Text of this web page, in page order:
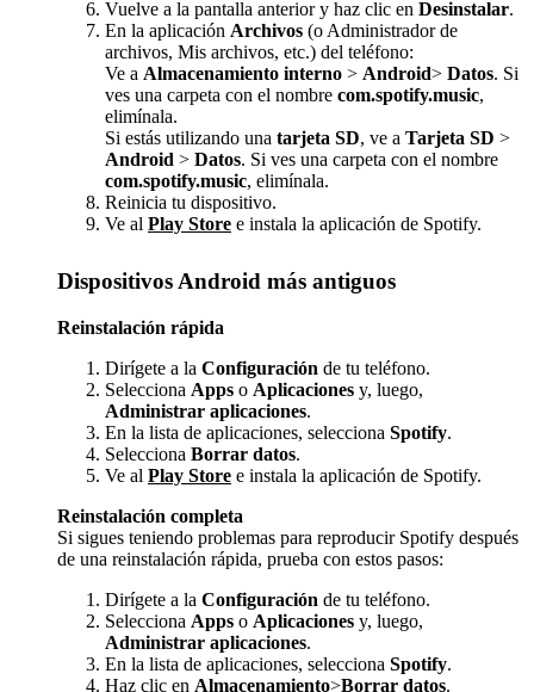
Vuelve a la pantalla anterior y haz clic en Desinstalar.
En la aplicación Archivos (o Administrador de
archivos, Mis archivos, etc.) del teléfono:
Ve a Almacenamiento interno > Android> Datos. Si
ves una carpeta con el nombre com.spotify.music,
elimínala.
Si estás utilizando una tarjeta SD, ve a Tarjeta SD >
Android > Datos. Si ves una carpeta con el nombre
com.spotify.music, elimínala.
Reinicia tu dispositivo.
Ve al Play Store e instala la aplicación de Spotify.
Dispositivos Android más antiguos
Reinstalación rápida
Dirígete a la Configuración de tu teléfono.
Selecciona Apps o Aplicaciones y, luego,
Administrar aplicaciones.
En la lista de aplicaciones, selecciona Spotify.
Selecciona Borrar datos.
Ve al Play Store e instala la aplicación de Spotify.
Reinstalación completa
Si sigues teniendo problemas para reproducir Spotify después
de una reinstalación rápida, prueba con estos pasos:
Dirígete a la Configuración de tu teléfono.
Selecciona Apps o Aplicaciones y, luego,
Administrar aplicaciones.
En la lista de aplicaciones, selecciona Spotify.
Haz clic en Almacenamiento>Borrar datos.